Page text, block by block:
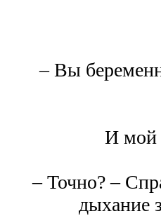
– Вы
И мой
– Точно? –
дыхание